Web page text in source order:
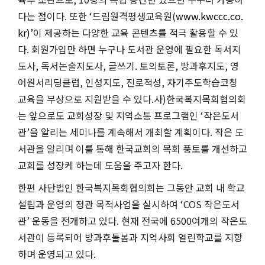
다는 점이다. 또한‘드림원격평생교육원(www.kwccc.co.
kr)’이 제공하는 다양한 교육 콘텐츠를 적극 활용할 수 있
다. 회원가입만 하면 누구나 도서관 운영에 필요한 독서지
도사, 독서논술지도사,글쓰기. 토의토론, 방과후지도, 영
어원서리딩클럽, 인성지도, 진로적성, 자기주도학습코칭
교육을 무상으로 지원받을 수 있다.사)한국복지목회협의회
는 앞으로도 교회성장 및 지역소통 프로그램인 ‘작은도서
관’을 알리는 세미나를 계속해서 개최할 계획이다. 작은 도
서관을 알리며 이를 통해 한국교회의 목회 풍토를 개선하고
교회를 성장케 하는데 도움을 주고자 한다.
한편 사단법인 한국복지목회협의회는 그동안 교회 내 학교
설립과 운영의 정관 목적사업을 실시하여 ‘COS 작은도서
관’운동을 전개하고 있다. 현재 전국에 6500여개의 작은도
서관이 등록되어 방과후돌봄과 지역사회 열린학교를 지향
하며 운영되고 있다.